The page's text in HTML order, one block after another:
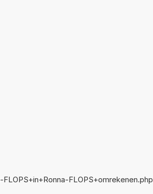
FLOPS+omrekenen.php